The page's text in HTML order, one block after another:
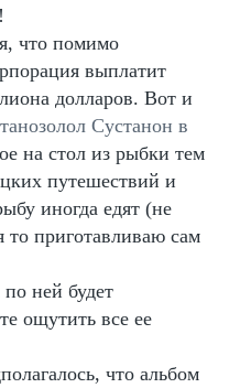
что помимо
выплатит
долларов. Вот и
Сустанон в
на стол из рыбки тем
путешествий и
иногда едят (не
то приготавливаю сам
ней будет
ощутить все ее
что альбом